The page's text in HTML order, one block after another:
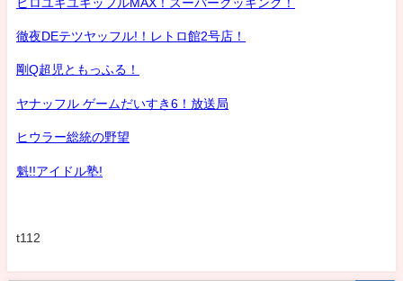
徹夜DEテツヤッフル!！レトロ館2号店！
剛Q超児ともっふる！
ヤナッフル ゲームだいすき6！放送局
ヒウラー総統の野望
魁!!アイドル塾!
t112